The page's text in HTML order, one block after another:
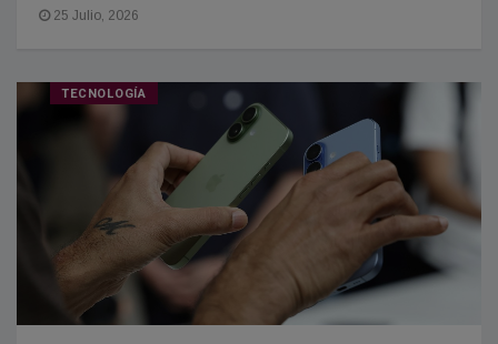
25 Julio, 2026
TECNOLOGÍA